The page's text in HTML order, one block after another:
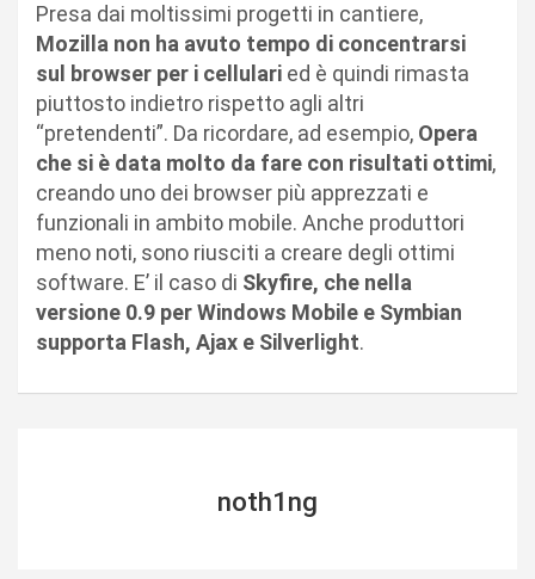
Presa dai moltissimi progetti in cantiere,
Mozilla non ha avuto tempo di concentrarsi
sul browser per i cellulari ed è quindi rimasta
piuttosto indietro rispetto agli altri
“pretendenti”. Da ricordare, ad esempio, Opera
che si è data molto da fare con risultati ottimi,
creando uno dei browser più apprezzati e
funzionali in ambito mobile. Anche produttori
meno noti, sono riusciti a creare degli ottimi
software. E’ il caso di Skyfire, che nella
versione 0.9 per Windows Mobile e Symbian
supporta Flash, Ajax e Silverlight.
noth1ng